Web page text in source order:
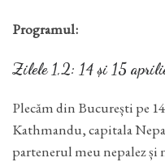
Programul:
Zilele 1,2: 14 și 15
Plecăm din București pe
Kathmandu, capitala
partenerul meu nepalez și